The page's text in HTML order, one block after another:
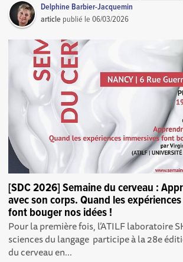
Delphine Barbier-Jacquemin
article publié le06/03/2026
[SDC 2026] Semaine du cerveau :
avec son corps. Quand les
font bouger nos idées !
Pour la première fois, l’ATILF laboratoire
sciences du langage participe à la 28e
du cerveau en...